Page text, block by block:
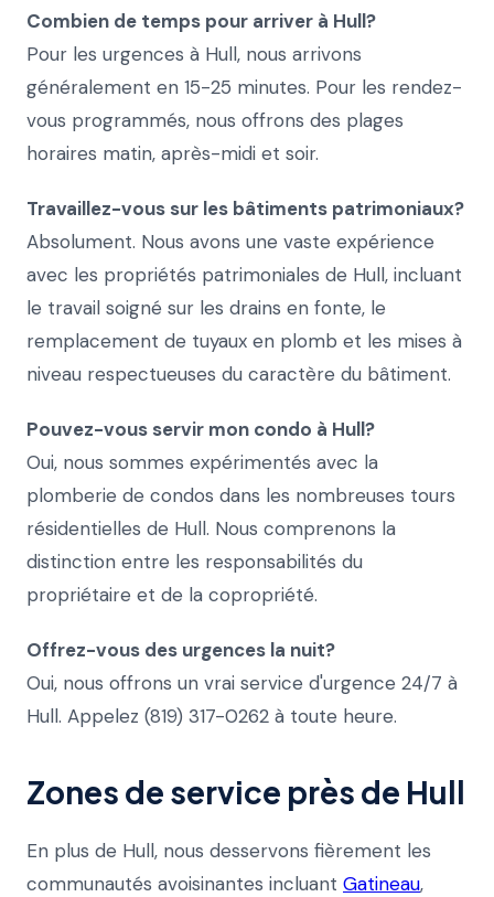
Combien de temps pour arriver à Hull?
Pour les urgences à Hull, nous arrivons
généralement en 15-25 minutes. Pour les rendez-
vous programmés, nous offrons des plages
horaires matin, après-midi et soir.
Travaillez-vous sur les bâtiments patrimoniaux?
Absolument. Nous avons une vaste expérience
avec les propriétés patrimoniales de Hull, incluant
le travail soigné sur les drains en fonte, le
remplacement de tuyaux en plomb et les mises à
niveau respectueuses du caractère du bâtiment.
Pouvez-vous servir mon condo à Hull?
Oui, nous sommes expérimentés avec la
plomberie de condos dans les nombreuses tours
résidentielles de Hull. Nous comprenons la
distinction entre les responsabilités du
propriétaire et de la copropriété.
Offrez-vous des urgences la nuit?
Oui, nous offrons un vrai service d'urgence 24/7 à
Hull. Appelez (819) 317-0262 à toute heure.
Zones de service près de Hull
En plus de Hull, nous desservons fièrement les
communautés avoisinantes incluant Gatineau,